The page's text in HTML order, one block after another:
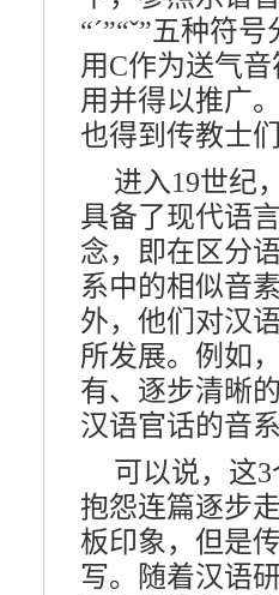
“ˊ”“ˇ”五种符
用C作为送气
用并得以推广
也得到传教士
进入19世纪
具备了现代语
念，即在区分
系中的相似音
外，他们对汉
所发展。例如
有、逐步清晰
汉语官话的音
可以说，这
抱怨连篇逐步
板印象，但是
写。随着汉语